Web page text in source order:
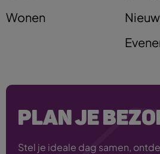
Wonen
PLAN JE
Stel je ideale dag samen,